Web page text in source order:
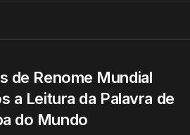
de Renome Mundial
a Leitura da Palavra de
do Mundo